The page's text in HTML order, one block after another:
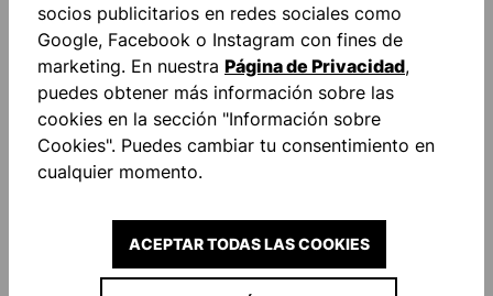
IFA MATCH 25/26 #487
FÚTBOL
25,50 €*
ATTACK ADDGLUE FÚTBOL
Desde40,00 €*
NOVEDAD
socios publicitarios en redes sociales como
Google, Facebook o Instagram con fines de
marketing. En nuestra Página de Privacidad,
puedes obtener más información sobre las
cookies en la sección "Información sobre
Cookies". Puedes cambiar tu consentimiento en
cualquier momento.
ACEPTAR TODAS LAS COOKIES